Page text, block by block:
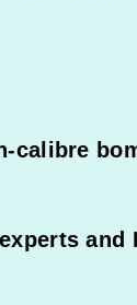
calibre
and